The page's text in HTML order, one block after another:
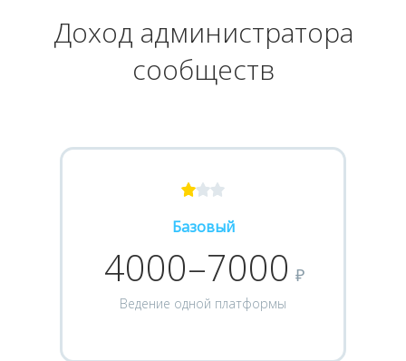
Доход администратора
сообществ
Базовый
4000–7000 ₽
Ведение одной платформы